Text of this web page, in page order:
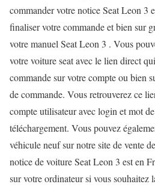
commander votre notice Seat Leon 3
finaliser votre commande et bien sur
votre manuel Seat Leon 3 . Vous
votre voiture seat avec le lien direct
commande sur votre compte ou bien
de commande. Vous retrouverez ce
compte utilisateur avec login et mot
téléchargement. Vous pouvez
véhicule neuf sur notre site de vente
notice de voiture Seat Leon 3 est en
sur votre ordinateur si vous souhaitez